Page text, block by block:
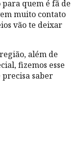
quem é fã de
muito contato
vão te deixar
além de
fizemos esse
saber